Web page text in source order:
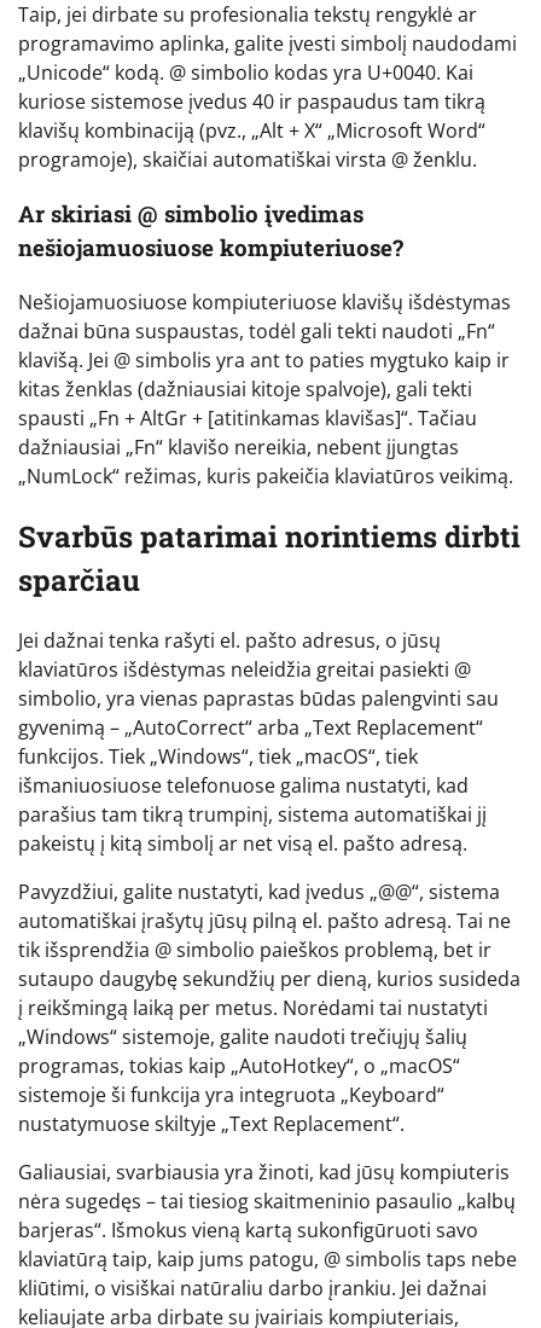
Taip, jei dirbate su profesionalia tekstų rengyklė ar
programavimo aplinka, galite įvesti simbolį naudodami
„Unicode“ kodą. @ simbolio kodas yra U+0040. Kai
kuriose sistemose įvedus 40 ir paspaudus tam tikrą
klavišų kombinaciją (pvz., „Alt + X“ „Microsoft Word“
programoje), skaičiai automatiškai virsta @ ženklu.
Ar skiriasi @ simbolio įvedimas
nešiojamuosiuose kompiuteriuose?
Nešiojamuosiuose kompiuteriuose klavišų išdėstymas
dažnai būna suspaustas, todėl gali tekti naudoti „Fn“
klavišą. Jei @ simbolis yra ant to paties mygtuko kaip ir
kitas ženklas (dažniausiai kitoje spalvoje), gali tekti
spausti „Fn + AltGr + [atitinkamas klavišas]“. Tačiau
dažniausiai „Fn“ klavišo nereikia, nebent įjungtas
„NumLock“ režimas, kuris pakeičia klaviatūros veikimą.
Svarbūs patarimai norintiems dirbti
sparčiau
Jei dažnai tenka rašyti el. pašto adresus, o jūsų
klaviatūros išdėstymas neleidžia greitai pasiekti @
simbolio, yra vienas paprastas būdas palengvinti sau
gyvenimą – „AutoCorrect“ arba „Text Replacement“
funkcijos. Tiek „Windows“, tiek „macOS“, tiek
išmaniuosiuose telefonuose galima nustatyti, kad
parašius tam tikrą trumpinį, sistema automatiškai jį
pakeistų į kitą simbolį ar net visą el. pašto adresą.
Pavyzdžiui, galite nustatyti, kad įvedus „@@“, sistema
automatiškai įrašytų jūsų pilną el. pašto adresą. Tai ne
tik išsprendžia @ simbolio paieškos problemą, bet ir
sutaupo daugybę sekundžių per dieną, kurios susideda
į reikšmingą laiką per metus. Norėdami tai nustatyti
„Windows“ sistemoje, galite naudoti trečiųjų šalių
programas, tokias kaip „AutoHotkey“, o „macOS“
sistemoje ši funkcija yra integruota „Keyboard“
nustatymuose skiltyje „Text Replacement“.
Galiausiai, svarbiausia yra žinoti, kad jūsų kompiuteris
nėra sugedęs – tai tiesiog skaitmeninio pasaulio „kalbų
barjeras“. Išmokus vieną kartą sukonfigūruoti savo
klaviatūrą taip, kaip jums patogu, @ simbolis taps nebe
kliūtimi, o visiškai natūraliu darbo įrankiu. Jei dažnai
keliaujate arba dirbate su įvairiais kompiuteriais,